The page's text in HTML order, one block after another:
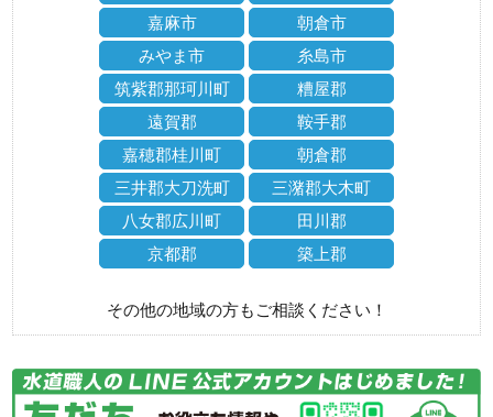
嘉麻市
朝倉市
みやま市
糸島市
筑紫郡那珂川町
糟屋郡
遠賀郡
鞍手郡
嘉穂郡桂川町
朝倉郡
三井郡大刀洗町
三潴郡大木町
八女郡広川町
田川郡
京都郡
築上郡
その他の地域の方もご相談ください！